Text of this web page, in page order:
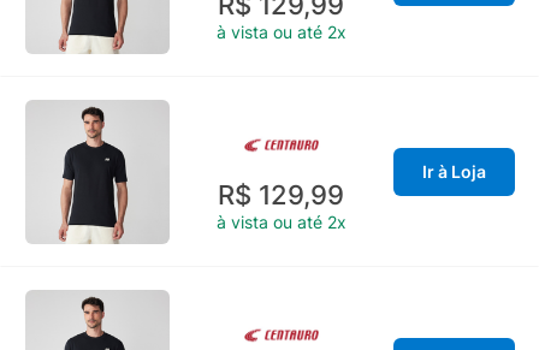
à vista ou até 2x
R$ 129,99
à vista ou até 2x
Ir à Loja